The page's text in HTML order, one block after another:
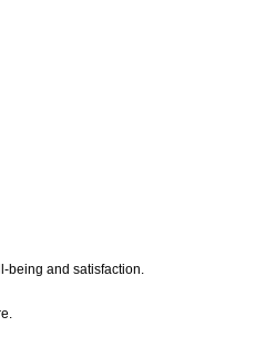
being and satisfaction.